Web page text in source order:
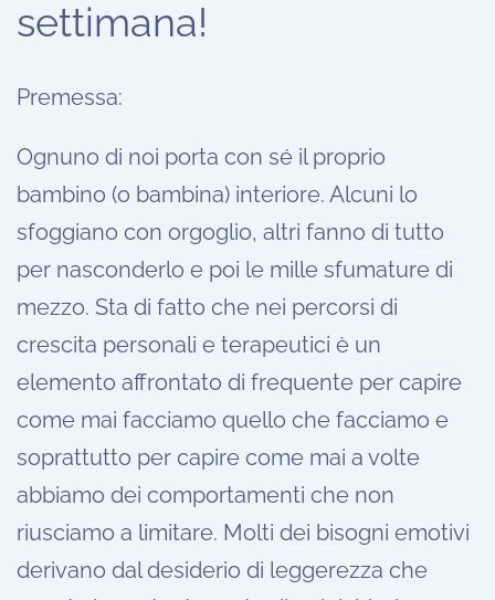
settimana!
Premessa:
Ognuno di noi porta con sé il proprio
bambino (o bambina) interiore. Alcuni lo
sfoggiano con orgoglio, altri fanno di tutto
per nasconderlo e poi le mille sfumature di
mezzo. Sta di fatto che nei percorsi di
crescita personali e terapeutici è un
elemento affrontato di frequente per capire
come mai facciamo quello che facciamo e
soprattutto per capire come mai a volte
abbiamo dei comportamenti che non
riusciamo a limitare. Molti dei bisogni emotivi
derivano dal desiderio di leggerezza che